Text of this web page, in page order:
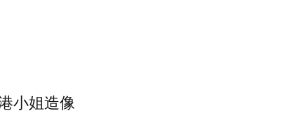
小姐造像